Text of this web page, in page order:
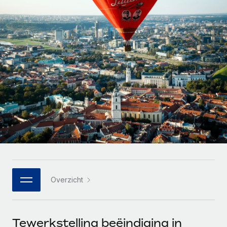
Zzp'ers internationaal onboarden en beheren
PEO
Ingewikkelde HR-taken eenvoudig uitbesteden
INFRASTRUCTUUR
Remote Embedded
HR naadloos in workflows integreren
Platform
Ingebouwde essentiële HR-functies voor je team
Integraties
GROEIFASE
Start-ups
Flexibele global HR en payroll solutions voor groeiende
bedrijven
Mid-market
Teams uitbreiden met HR solutions op maat
Enterprise
Global HR voor grote bedrijven
WERK MET ONS SAMEN
Strategische technologiepartners
Een partner worden
Betalingscalculator voor zzp'ers
Ontdek valuta-opties en betaalsnelheden voor
internationale zzp'ers
LEREN MET REMOTE
Onderzoek en gidsen
Casestudy's
HR-woordenlijst
Checklists en templates
Webinars
Nederlands
Français
Deutsch
Español
Italiano
Português (Portugal)
日本語
한국어
Inloggen
Overzicht
Tewerkstelling beëindiging in